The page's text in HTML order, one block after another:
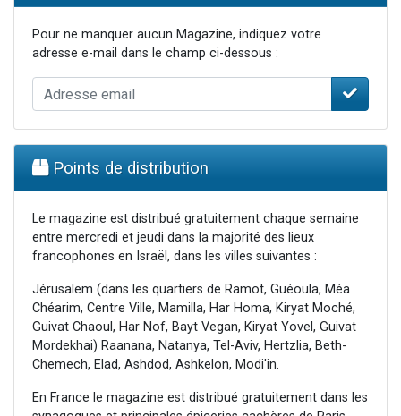
Pour ne manquer aucun Magazine, indiquez votre
adresse e-mail dans le champ ci-dessous :
Points de distribution
Le magazine est distribué gratuitement chaque semaine
entre mercredi et jeudi dans la majorité des lieux
francophones en Israël, dans les villes suivantes :
Jérusalem (dans les quartiers de Ramot, Guéoula, Méa
Chéarim, Centre Ville, Mamilla, Har Homa, Kiryat Moché,
Guivat Chaoul, Har Nof, Bayt Vegan, Kiryat Yovel, Guivat
Mordekhai) Raanana, Natanya, Tel-Aviv, Hertzlia, Beth-
Chemech, Elad, Ashdod, Ashkelon, Modi'in.
En France le magazine est distribué gratuitement dans les